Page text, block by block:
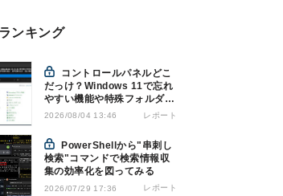
ンキング
だっけ？Windows 11で忘れ
やすい機能や特殊フォルダを
PowerShellでローカルブッ
2026/08/04 13:46 レポート
検索"コマンドで検索情報収
集の効率化を図ってみる
2026/07/29 17:36 レポート